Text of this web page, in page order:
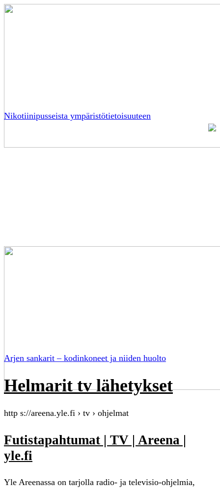
Nikotiinipusseista ympäristötietoisuuteen
Arjen sankarit – kodinkoneet ja niiden huolto
Helmarit tv lähetykset
http s://areena.yle.fi › tv › ohjelmat
Futistapahtumat | TV | Areena |
yle.fi
Yle Areenassa on tarjolla radio- ja televisio-ohjelmia,